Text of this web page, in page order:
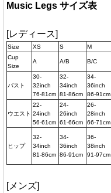
Music Legs サイズ表
[レディース]
Size XS S M
Cup
Size
A A/B B/C
バスト
30-
32inch
76-81cm
32-
34inch
81-86cm
34-
36inch
86-91cm
ウエスト
22-
24inch
56-61cm
24-
26inch
61-66cm
26-
28inch
66-71cm
ヒップ
32-
34inch
81-86cm
34-
36inch
86-91cm
36-
38inch
91-97cm
[メンズ]